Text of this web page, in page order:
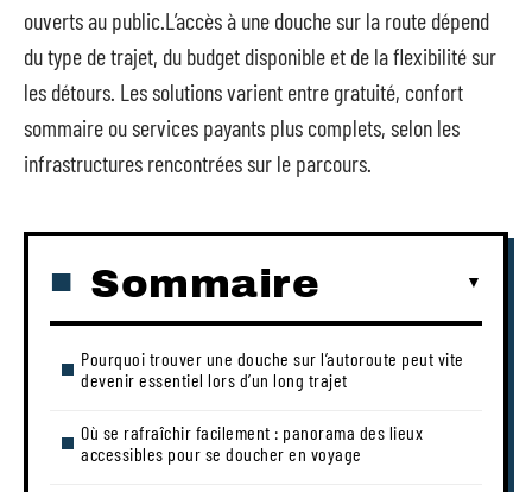
ouverts au public.L’accès à une douche sur la route dépend
du type de trajet, du budget disponible et de la flexibilité sur
les détours. Les solutions varient entre gratuité, confort
sommaire ou services payants plus complets, selon les
infrastructures rencontrées sur le parcours.
Sommaire
Pourquoi trouver une douche sur l’autoroute peut vite
devenir essentiel lors d’un long trajet
Où se rafraîchir facilement : panorama des lieux
accessibles pour se doucher en voyage